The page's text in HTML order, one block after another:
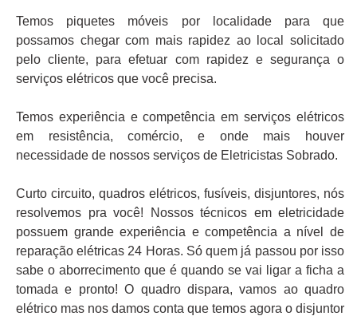
Temos piquetes móveis por localidade para que
possamos chegar com mais rapidez ao local solicitado
pelo cliente, para efetuar com rapidez e segurança o
serviços elétricos que você precisa.
Temos experiência e competência em serviços elétricos
em resistência, comércio, e onde mais houver
necessidade de nossos serviços de Eletricistas Sobrado.
Curto circuito, quadros elétricos, fusíveis, disjuntores, nós
resolvemos pra você! Nossos técnicos em eletricidade
possuem grande experiência e competência a nível de
reparação elétricas 24 Horas. Só quem já passou por isso
sabe o aborrecimento que é quando se vai ligar a ficha a
tomada e pronto! O quadro dispara, vamos ao quadro
elétrico mas nos damos conta que temos agora o disjuntor